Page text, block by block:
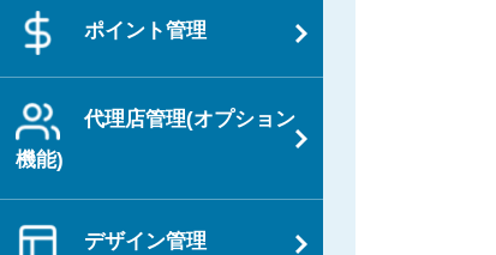
ポイント管理
代理店管理(オプション
機能)
デザイン管理